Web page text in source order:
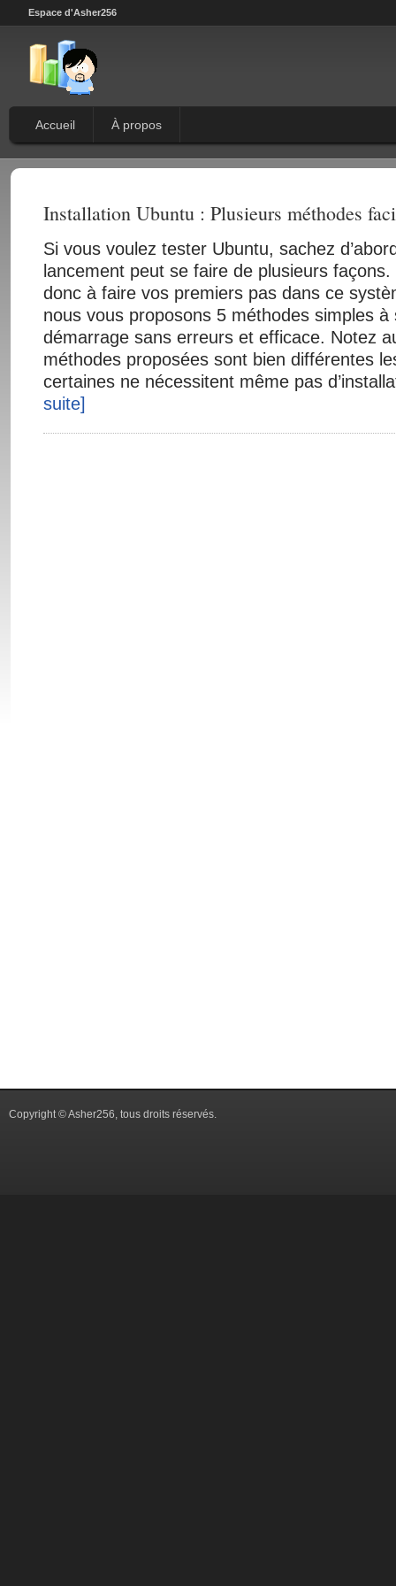
Espace d'Asher256
Accueil À propos
Installation Ubuntu : Plusieurs méthodes
Si vous voulez tester Ubuntu, sachez
lancement peut se faire de plusieurs
donc à faire vos premiers pas dans ce
nous vous proposons 5 méthodes simples à
démarrage sans erreurs et efficace. Notez
méthodes proposées sont bien différentes
certaines ne nécessitent même pas
suite]
Copyright © Asher256, tous droits réservés.